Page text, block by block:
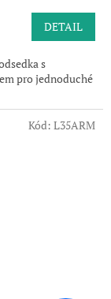
DETAIL
s
pro jednoduché
Kód: L35ARM